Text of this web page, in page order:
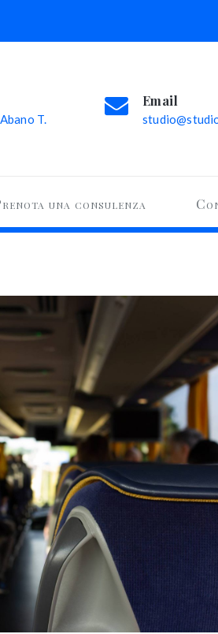
T.
Email
una consulenza